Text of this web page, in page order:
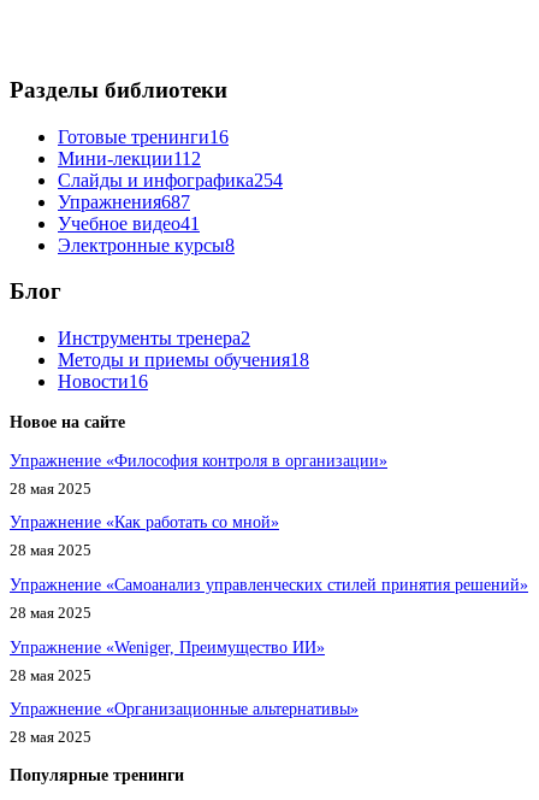
Разделы библиотеки
Готовые тренинги16
Мини-лекции112
Слайды и инфографика254
Упражнения687
Учебное видео41
Электронные курсы8
Блог
Инструменты тренера2
Методы и приемы обучения18
Новости16
Новое на сайте
Упражнение «Философия контроля в организации»
28 мая 2025
Упражнение «Как работать со мной»
28 мая 2025
Упражнение «Самоанализ управленческих стилей принятия решений»
28 мая 2025
Упражнение «Weniger, Преимущество ИИ»
28 мая 2025
Упражнение «Организационные альтернативы»
28 мая 2025
Популярные тренинги